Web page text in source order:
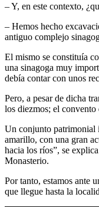
– Y, en este contexto,
– Hemos hecho
antiguo complejo
El mismo se constituía
una sinagoga muy
debía contar con unos
Pero, a pesar de dicha
los diezmos; el
Un conjunto patrimonial
amarillo, con una gran
hacia los ríos”, se
Monasterio.
Por tanto, estamos ante
que llegue hasta la